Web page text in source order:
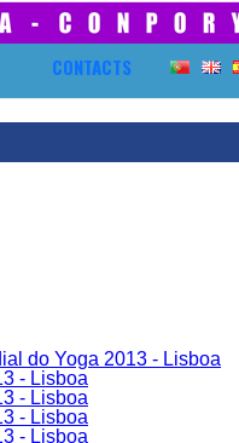
CONTACTS